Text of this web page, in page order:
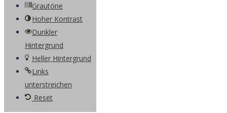
Grautöne
Hoher Kontrast
Dunkler
Hintergrund
Heller Hintergrund
Links
unterstreichen
Reset